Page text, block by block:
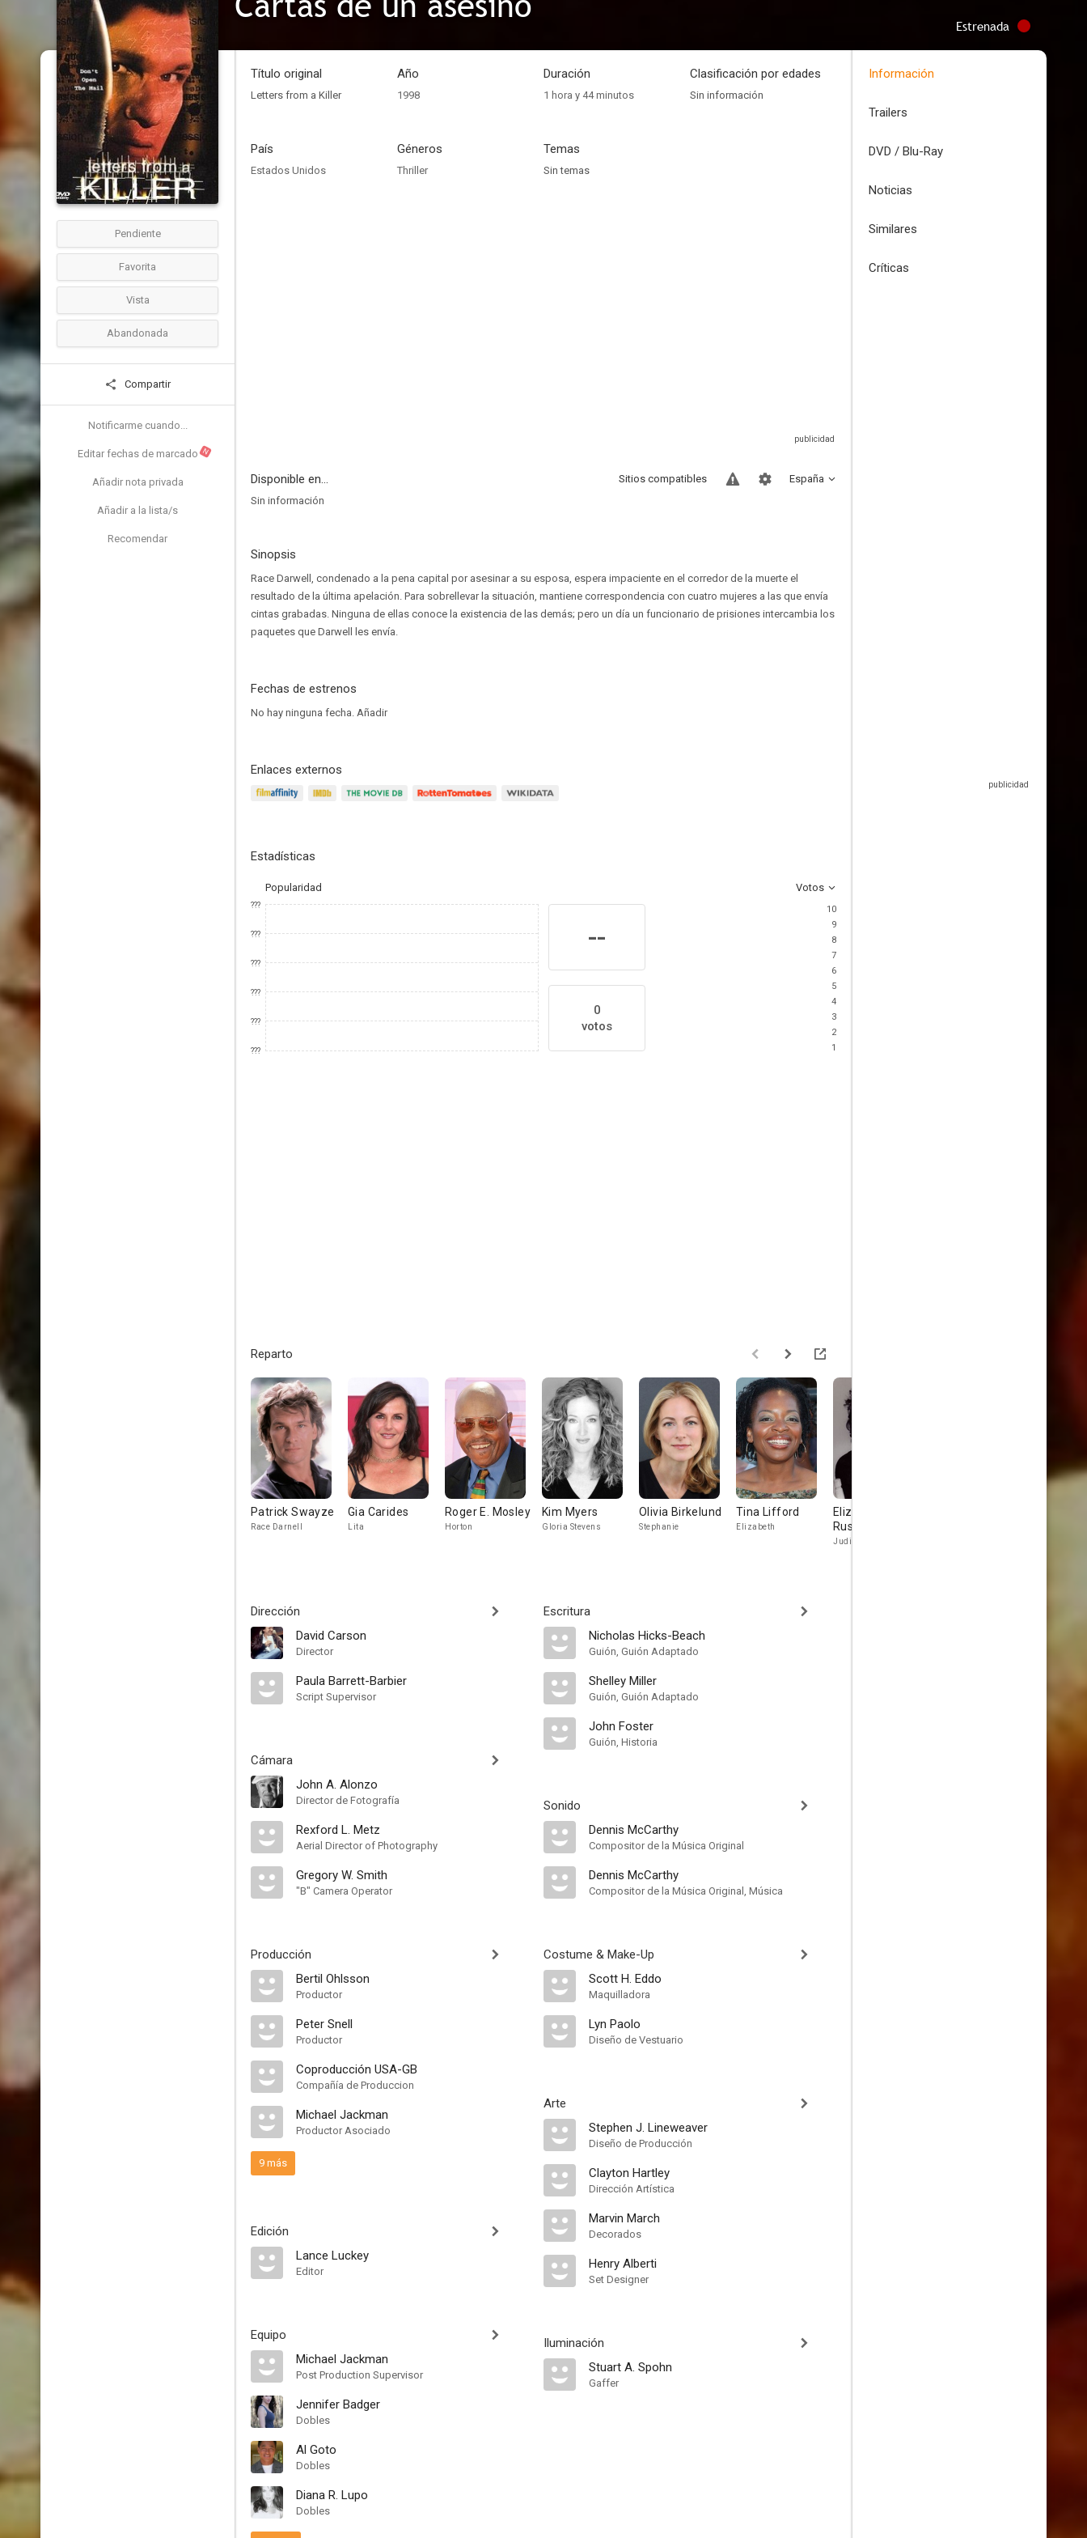
Estrenada
Pendiente
Favorita
Vista
Abandonada
Compartir
Notificarme cuando...
Editar fechas de marcado N
Añadir nota privada
Añadir a la lista/s
Recomendar
Título original
Letters from a Killer
Año
1998
Duración
1 hora y 44 minutos
Clasificación por edades
Sin información
País
Estados Unidos
Géneros
Thriller
Temas
Sin temas
Disponible en... España
Sitios compatibles
Sin información
Sinopsis
Race Darwell, condenado a la pena capital por asesinar a su esposa, espera impaciente en el corredor de la muerte el
resultado de la última apelación. Para sobrellevar la situación, mantiene correspondencia con cuatro mujeres a las que envía
cintas grabadas. Ninguna de ellas conoce la existencia de las demás; pero un día un funcionario de prisiones intercambia los
paquetes que Darwell les envía.
Fechas de estrenos
No hay ninguna fecha. Añadir
Enlaces externos
Estadísticas
Popularidad Votos
???
???
???
???
???
???
--
0
votos
10
9
8
7
6
5
4
3
2
1
Reparto
Patrick Swayze
Race Darnell
Gia Carides
Lita
Roger E. Mosley
Horton
Kim Myers
Gloria Stevens
Olivia Birkelund
Stephanie
Tina Lifford
Elizabeth
Elizabeth
Ruscio
Judith Sutton
Dirección
David Carson
Director
Paula Barrett-Barbier
Script Supervisor
Cámara
John A. Alonzo
Director de Fotografía
Rexford L. Metz
Aerial Director of Photography
Gregory W. Smith
"B" Camera Operator
Producción
Bertil Ohlsson
Productor
Peter Snell
Productor
Coproducción USA-GB
Compañía de Produccion
Michael Jackman
Productor Asociado
9 más
Edición
Lance Luckey
Editor
Equipo
Michael Jackman
Post Production Supervisor
Jennifer Badger
Dobles
Al Goto
Dobles
Diana R. Lupo
Dobles
Escritura
Nicholas Hicks-Beach
Guión, Guión Adaptado
Shelley Miller
Guión, Guión Adaptado
John Foster
Guión, Historia
Sonido
Dennis McCarthy
Compositor de la Música Original
Dennis McCarthy
Compositor de la Música Original, Música
Costume & Make-Up
Scott H. Eddo
Maquilladora
Lyn Paolo
Diseño de Vestuario
Arte
Stephen J. Lineweaver
Diseño de Producción
Clayton Hartley
Dirección Artística
Marvin March
Decorados
Henry Alberti
Set Designer
Iluminación
Stuart A. Spohn
Gaffer
Información
Trailers
DVD / Blu-Ray
Noticias
Similares
Críticas